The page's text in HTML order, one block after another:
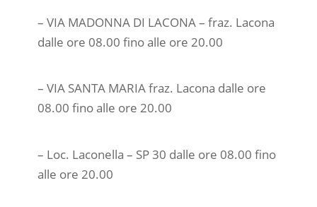
– VIA MADONNA DI LACONA – fraz. Lacona
dalle ore 08.00 fino alle ore 20.00
– VIA SANTA MARIA fraz. Lacona dalle ore
08.00 fino alle ore 20.00
– Loc. Laconella – SP 30 dalle ore 08.00 fino
alle ore 20.00